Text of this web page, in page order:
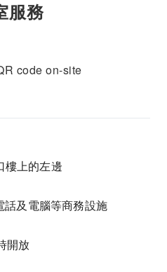
服務
code on-site
樓上的左邊
話及電腦等商務設施
開放